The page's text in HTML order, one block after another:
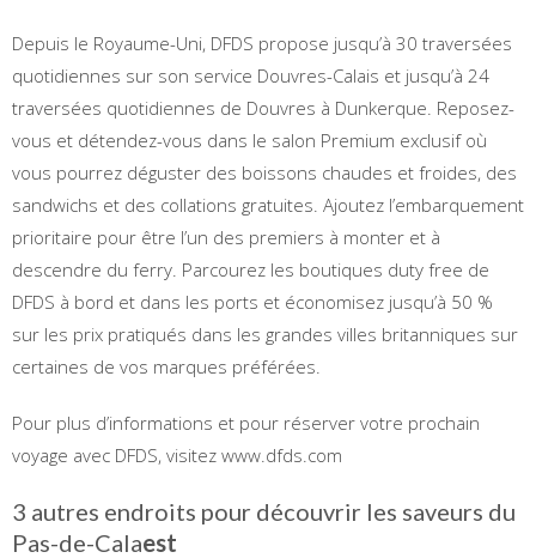
Depuis le Royaume-Uni, DFDS propose jusqu’à 30 traversées
quotidiennes sur son service Douvres-Calais et jusqu’à 24
traversées quotidiennes de Douvres à Dunkerque. Reposez-
vous et détendez-vous dans le salon Premium exclusif où
vous pourrez déguster des boissons chaudes et froides, des
sandwichs et des collations gratuites. Ajoutez l’embarquement
prioritaire pour être l’un des premiers à monter et à
descendre du ferry. Parcourez les boutiques duty free de
DFDS à bord et dans les ports et économisez jusqu’à 50 %
sur les prix pratiqués dans les grandes villes britanniques sur
certaines de vos marques préférées.
Pour plus d’informations et pour réserver votre prochain
voyage avec DFDS, visitez www.dfds.com
3 autres endroits pour découvrir les saveurs du
Pas-de-Calaest